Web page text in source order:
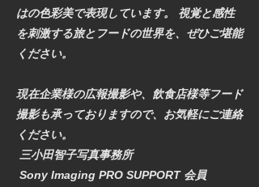
はの色彩美で表現しています。 視覚と感性
を刺激する旅とフードの世界を、ぜひご堪能
ください。
現在企業様の広報撮影や、飲食店様等フード
撮影も承っておりますので、お気軽にご連絡
ください。
三小田智子写真事務所
​ Sony Imaging PRO SUPPORT 会員